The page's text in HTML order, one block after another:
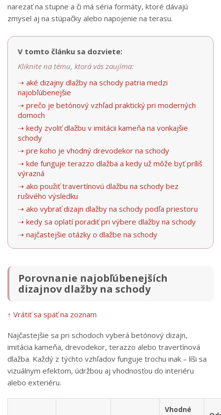
narezať na stupne a či má séria formáty, ktoré dávajú
zmysel aj na stúpačky alebo napojenie na terasu.
V tomto článku sa dozviete:
Kliknite na tému, ktorá vás zaujíma:
➝ aké dizajny dlažby na schody patria medzi
najobľúbenejšie
➝ prečo je betónový vzhľad praktický pri moderných
domoch
➝ kedy zvoliť dlažbu v imitácii kameňa na vonkajšie
schody
➝ pre koho je vhodný drevodekor na schody
➝ kde funguje terazzo dlažba a kedy už môže byť príliš
výrazná
➝ ako použiť travertínovú dlažbu na schody bez
rušivého výsledku
➝ ako vybrať dizajn dlažby na schody podľa priestoru
➝ kedy sa oplatí poradiť pri výbere dlažby na schody
➝ najčastejšie otázky o dlažbe na schody
Porovnanie najobľúbenejších
dizajnov dlažby na schody
↑ Vrátiť sa späť na zoznam
Najčastejšie sa pri schodoch vyberá betónový dizajn,
imitácia kameňa, drevodekor, terazzo alebo travertínová
dlažba. Každý z týchto vzhľadov funguje trochu inak – líši sa
vizuálnym efektom, údržbou aj vhodnosťou do interiéru
alebo exteriéru.
Vhodné